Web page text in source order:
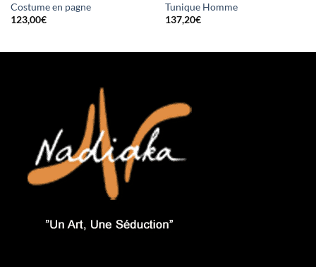
Costume en pagne
123,00€
Tunique Homme
137,20€